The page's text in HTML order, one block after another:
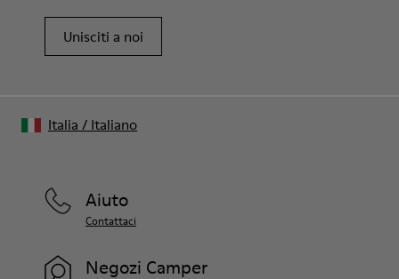
Unisciti a noi
Aiuto
Contattaci
Negozi Camper
Italia / Italiano